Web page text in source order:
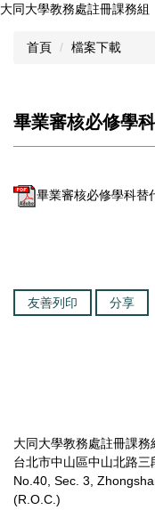
跳
區
大同大學教務處註冊課務組
首頁 檔案下載
畢業審核必修學
畢業審核必修學科替
友善列印 分享
大同大學教務處註冊課務
台北市中山區中山北路三
No.40, Sec. 3,
(R.O.C.)